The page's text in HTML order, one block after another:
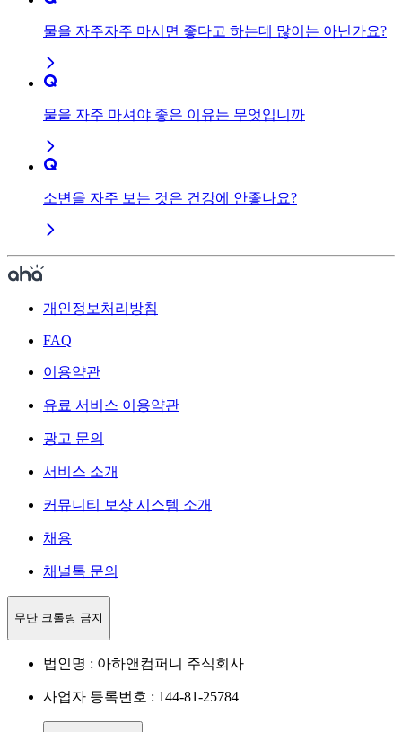
물을 자주자주 마시면 좋다고 하는데 많이는 아닌가요?
물을 자주 마셔야 좋은 이유는 무엇입니까
소변을 자주 보는 것은 건강에 안좋나요?
개인정보처리방침
FAQ
이용약관
유료 서비스 이용약관
광고 문의
서비스 소개
커뮤니티 보상 시스템 소개
채용
채널톡 문의
무단 크롤링 금지
법인명 : 아하앤컴퍼니 주식회사
사업자 등록번호 : 144-81-25784